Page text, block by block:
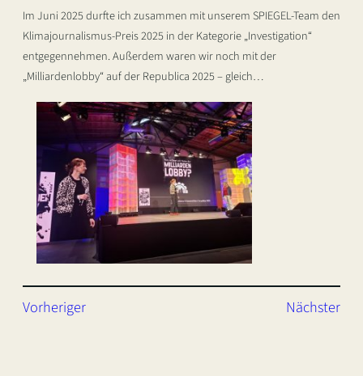
Im Juni 2025 durfte ich zusammen mit unserem SPIEGEL-Team den
Klimajournalismus-Preis 2025 in der Kategorie „Investigation“
entgegennehmen. Außerdem waren wir noch mit der
„Milliardenlobby“ auf der Republica 2025 – gleich…
Vorheriger Nächster